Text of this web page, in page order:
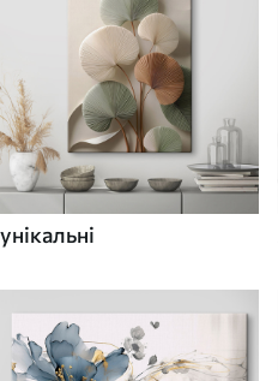
унікальні